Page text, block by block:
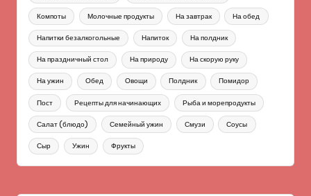
Компоты Молочные продукты На завтрак На обед
Напитки безалкогольные Напиток На полдник
На праздничный стол На природу На скорую руку
На ужин Обед Овощи Полдник Помидор
Пост Рецепты для начинающих Рыба и морепродукты
Салат (блюдо) Семейный ужин Смузи Соусы
Сыр Ужин Фрукты